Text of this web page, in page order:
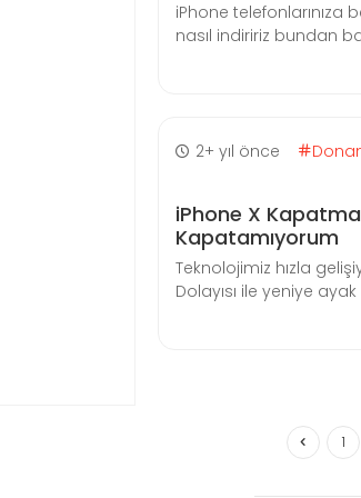
iPhone telefonlarınıza
nasıl indiririz bundan
2+ yıl önce
iPhone X
Kapatamıyorum
Teknolojimiz hızla
Dolayısı ile yeniye
1